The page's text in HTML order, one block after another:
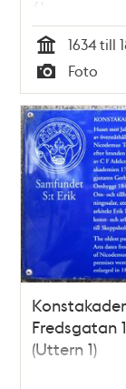
6)
Tid
1634 till
Typ
Foto
Fredsgatan
(Uttern 1)